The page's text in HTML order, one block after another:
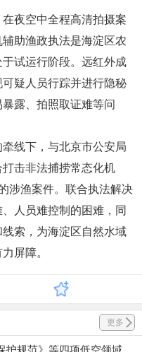
夜空中全程高清拍摄案
助渔政执法是海淀区农
试运行阶段。远红外成
疑人员行踪并进行隐秘
露、拍照取证难等问
线下，与北京市公安局
击非法捕捞常态化机
涉渔案件。联合执法解决
人员难控制的困难，同
索，为海淀区自然水域
屏障。
更多